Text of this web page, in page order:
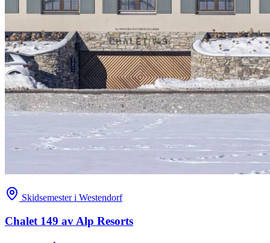
Skidsemester i Westendorf
Chalet 149 av Alp Resorts